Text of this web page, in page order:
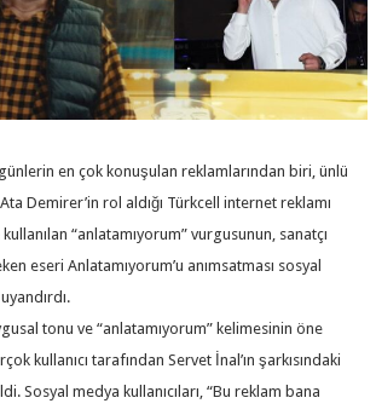
en çok konuşulan reklamlarından biri, ünlü
Demirer’in rol aldığı Türkcell internet reklamı
“anlatamıyorum” vurgusunun, sanatçı
eseri Anlatamıyorum’u anımsatması sosyal
tonu ve “anlatamıyorum” kelimesinin öne
kullanıcı tarafından Servet İnal’ın şarkısındaki
Sosyal medya kullanıcıları, “Bu reklam bana